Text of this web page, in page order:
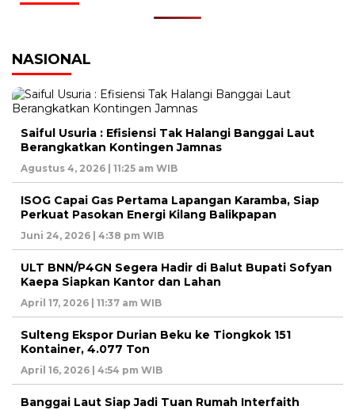
NASIONAL
Saiful Usuria : Efisiensi Tak Halangi Banggai Laut
Berangkatkan Kontingen Jamnas
Agustus 4, 2026 | 11:25 am WIB
ISOG Capai Gas Pertama Lapangan Karamba, Siap
Perkuat Pasokan Energi Kilang Balikpapan
Juni 24, 2026 | 4:38 pm WIB
ULT BNN/P4GN Segera Hadir di Balut Bupati Sofyan
Kaepa Siapkan Kantor dan Lahan
April 17, 2026 | 11:37 am WIB
Sulteng Ekspor Durian Beku ke Tiongkok 151
Kontainer, 4.077 Ton
April 16, 2026 | 4:54 pm WIB
Banggai Laut Siap Jadi Tuan Rumah Interfaith